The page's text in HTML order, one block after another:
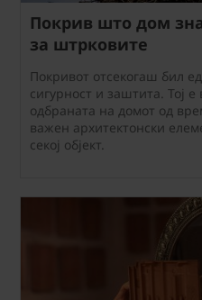
Покрив што дом
за штрковите
Покривот отсекогаш бил
сигурност и заштита. Тој
одбраната на домот од
важен архитектонски
секој објект.